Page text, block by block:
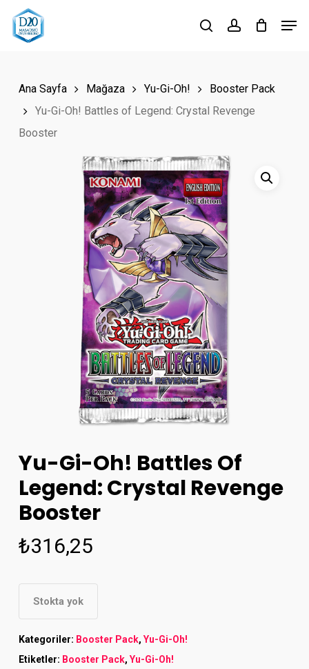
Skip
searchaccount
Ana Sayfa Mağaza Yu-Gi-Oh!
Booster Pack
Yu-Gi-Oh! Battles of Legend: Crystal Revenge
Booster
Yu-Gi-Oh! Battles Of
Legend: Crystal Revenge
Booster
₺316,25
Stokta yok
Kategoriler: Booster Pack, Yu-Gi-Oh!
Etiketler: Booster Pack, Yu-Gi-Oh!